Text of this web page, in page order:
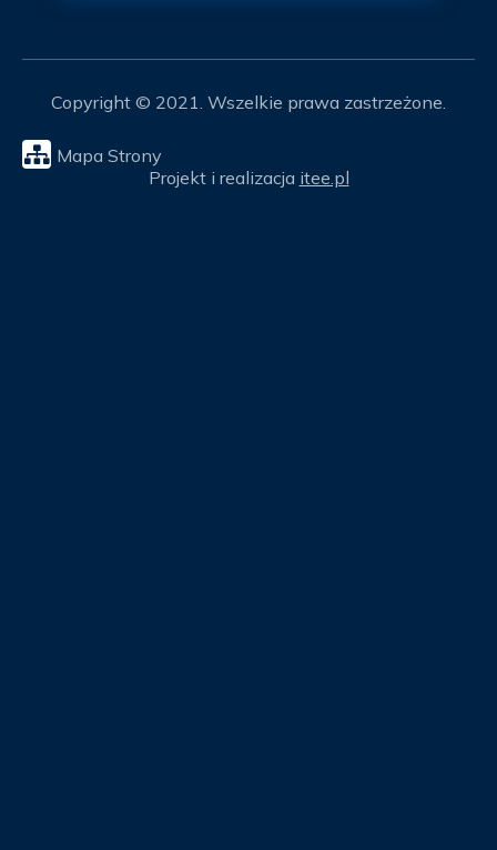
Copyright © 2021. Wszelkie prawa zastrzeżone.
Mapa Strony
Projekt i realizacja itee.pl